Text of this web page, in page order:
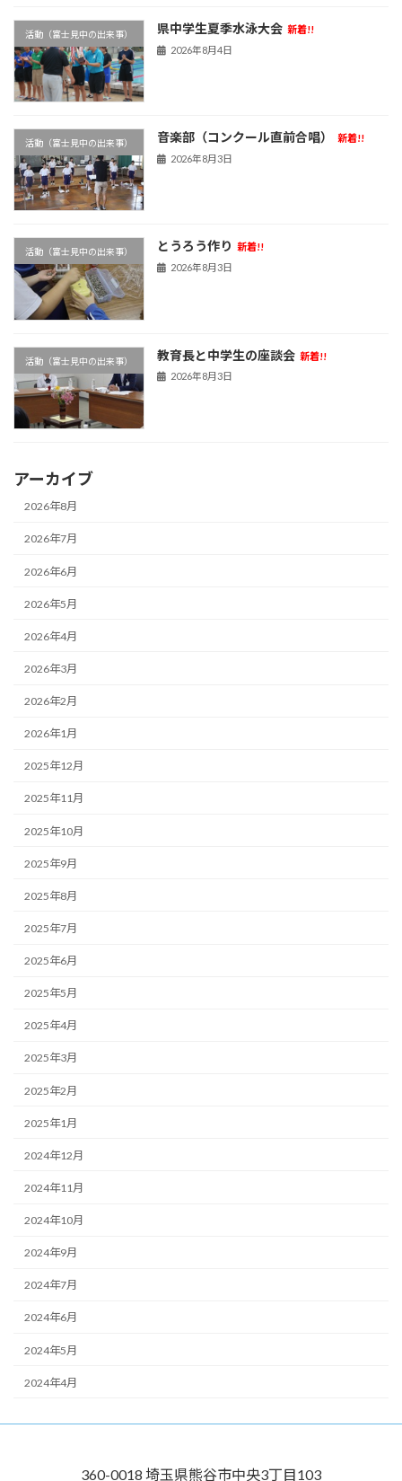
活動（富士見中の出来事） 県中学生夏季水泳大会 新着!!
2026年8月4日
活動（富士見中の出来事） 音楽部（コンクール直前合唱）
新着!!
2026年8月3日
活動（富士見中の出来事） とうろう作り 新着!!
2026年8月3日
活動（富士見中の出来事） 教育長と中学生の座談会 新着!!
2026年8月3日
アーカイブ
2026年8月
2026年7月
2026年6月
2026年5月
2026年4月
2026年3月
2026年2月
2026年1月
2025年12月
2025年11月
2025年10月
2025年9月
2025年8月
2025年7月
2025年6月
2025年5月
2025年4月
2025年3月
2025年2月
2025年1月
2024年12月
2024年11月
2024年10月
2024年9月
2024年7月
2024年6月
2024年5月
2024年4月
360-0018 埼玉県熊谷市中央3丁目103